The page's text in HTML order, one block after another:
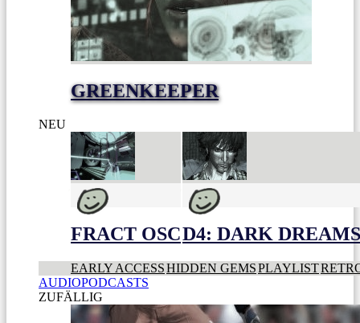
GREENKEEPER
NEU
FRACT OSCD4: DARK
EARLY ACCESSHIDDEN GEMSPLAYLIST
AUDIOPODCASTS
ZUFÄLLIG